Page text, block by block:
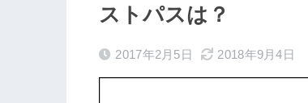
ストパスは？
2017年2月5日 2018年9月4日